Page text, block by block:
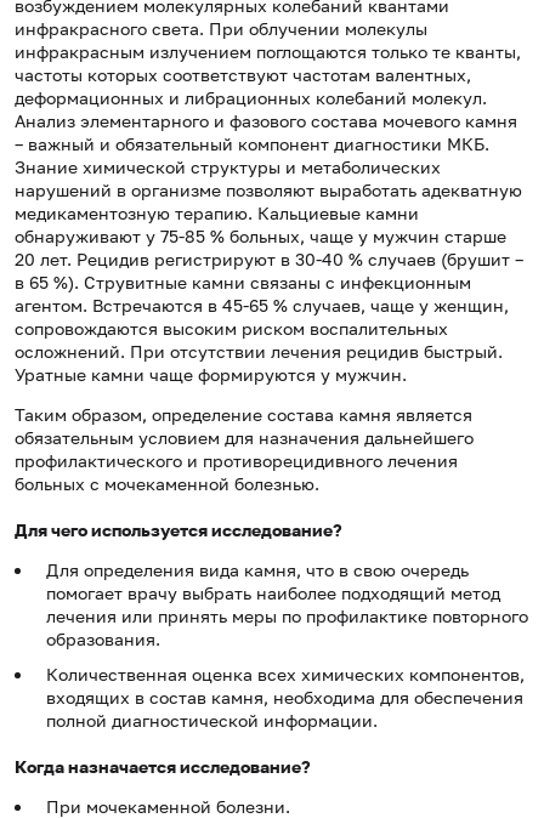
возбуждением молекулярных колебаний квантами
инфракрасного света. При облучении молекулы
инфракрасным излучением поглощаются только те кванты,
частоты которых соответствуют частотам валентных,
деформационных и либрационных колебаний молекул.
Анализ элементарного и фазового состава мочевого камня
– важный и обязательный компонент диагностики МКБ.
Знание химической структуры и метаболических
нарушений в организме позволяют выработать адекватную
медикаментозную терапию. Кальциевые камни
обнаруживают у 75-85 % больных, чаще у мужчин старше
20 лет. Рецидив регистрируют в 30-40 % случаев (брушит –
в 65 %). Струвитные камни связаны с инфекционным
агентом. Встречаются в 45-65 % случаев, чаще у женщин,
сопровождаются высоким риском воспалительных
осложнений. При отсутствии лечения рецидив быстрый.
Уратные камни чаще формируются у мужчин.
Таким образом, определение состава камня является
обязательным условием для назначения дальнейшего
профилактического и противорецидивного лечения
больных с мочекаменной болезнью.
Для чего используется исследование?
Для определения вида камня, что в свою очередь
помогает врачу выбрать наиболее подходящий метод
лечения или принять меры по профилактике повторного
образования.
Количественная оценка всех химических компонентов,
входящих в состав камня, необходима для обеспечения
полной диагностической информации.
Когда назначается исследование?
При мочекаменной болезни.